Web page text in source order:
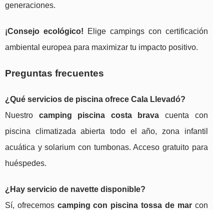
generaciones.
¡Consejo ecológico! Elige campings con certificación
ambiental europea para maximizar tu impacto positivo.
Preguntas frecuentes
¿Qué servicios de piscina ofrece Cala Llevadó?
Nuestro camping piscina costa brava cuenta con
piscina climatizada abierta todo el año, zona infantil
acuática y solarium con tumbonas. Acceso gratuito para
huéspedes.
¿Hay servicio de navette disponible?
Sí, ofrecemos camping con piscina tossa de marcon